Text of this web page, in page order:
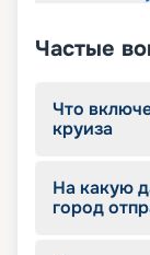
Частые
Что
круиза
На какую
город